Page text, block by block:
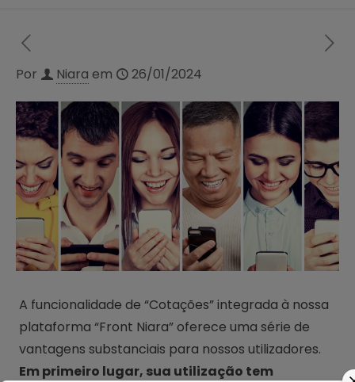
Por Niara em 26/01/2024
A funcionalidade de “Cotações” integrada à nossa
plataforma “Front Niara” oferece uma série de
vantagens substanciais para nossos utilizadores.
Em primeiro lugar, sua utilização tem